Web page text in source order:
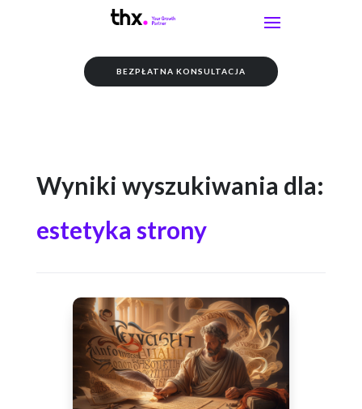
BEZPŁATNA KONSULTACJA
Wyniki wyszukiwania dla:
estetyka strony